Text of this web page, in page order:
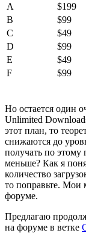
A
$199
B
$99
C
$49
D
$99
E
$49
F
$99
Но остается один
Unlimited
этот план, то
снижаются до
получать по
меньше? Как я
количество
то поправьте. Мои
форуме.
Предлагаю
на форуме в ветке